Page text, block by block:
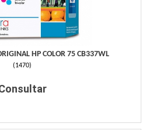
HP COLOR 75 CB337WL
(1470)